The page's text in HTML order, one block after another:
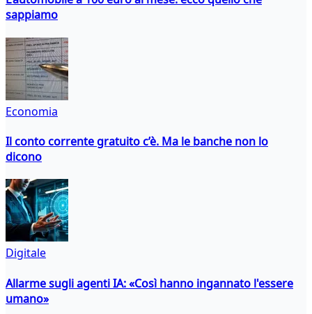
sappiamo
Economia
Il conto corrente gratuito c’è. Ma le banche non lo
dicono
Digitale
Allarme sugli agenti IA: «Così hanno ingannato l'essere
umano»